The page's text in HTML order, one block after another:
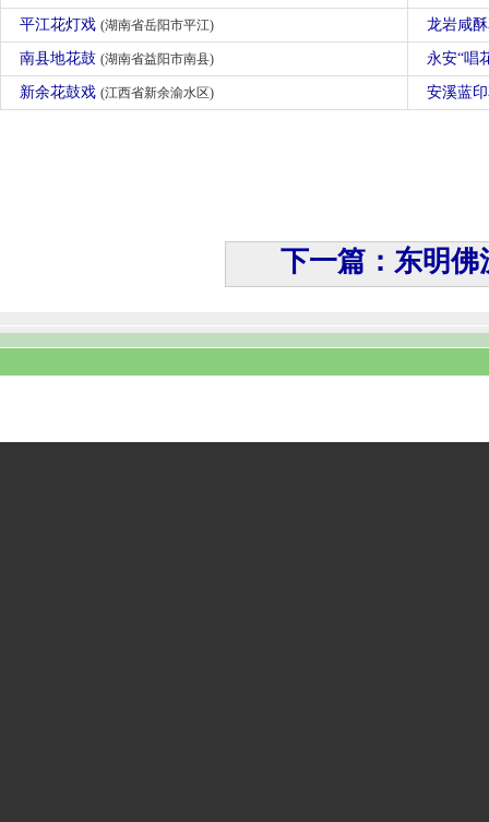
平江花灯戏 (湖南省岳阳市平江) 龙岩咸
南县地花鼓 (湖南省益阳市南县) 永安“唱
新余花鼓戏 (江西省新余渝水区) 安溪蓝
下一篇：东明佛